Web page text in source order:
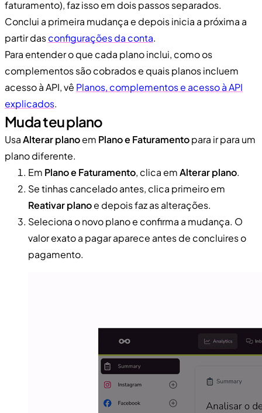
faturamento), faz isso em dois passos separados.
Conclui a primeira mudança e depois inicia a próxima a
partir dasconfigurações da conta.
Para entender o que cada plano inclui, como os
complementos são cobrados e quais planos incluem
acesso à API, vê Planos, complementos e acesso à API
explicados.
Muda teu plano
UsaAlterar planoem Plano e Faturamentopara ir para um
plano diferente.
Em Plano e Faturamento, clica emAlterar plano.
Se tinhas cancelado antes, clica primeiro em
Reativar planoe depois faz as alterações.
Seleciona o novo plano e confirma a mudança. O
valor exato a pagar aparece antes de concluires o
pagamento.